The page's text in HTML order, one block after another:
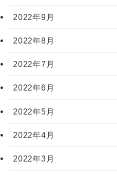
2022年9月
2022年8月
2022年7月
2022年6月
2022年5月
2022年4月
2022年3月